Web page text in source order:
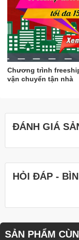
Chương trình
vận chuyển tận nhà
ĐÁNH GIÁ
HỎI ĐÁP -
SẢN PHẨM